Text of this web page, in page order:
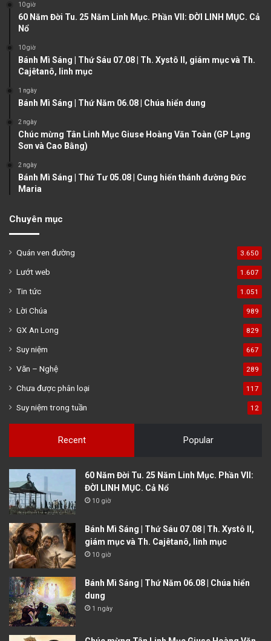
u
a
e
g
10 giờ
60 Năm Đời Tu. 25 Năm Linh Mục. Phần VII: ĐỜI LINH MỤC. Cả
Nổ
10 giờ
Bánh Mì Sáng | Thứ Sáu 07.08 | Th. Xystô II, giám mục và Th.
Cajêtanô, linh mục
1 ngày
Bánh Mì Sáng | Thứ Năm 06.08 | Chúa hiển dung
2 ngày
Chúc mừng Tân Linh Mục Giuse Hoàng Văn Toàn (GP Lạng
Sơn và Cao Bằng)
2 ngày
Bánh Mì Sáng | Thứ Tư 05.08 | Cung hiến thánh đường Đức
Maria
Chuyên mục
Quán ven đường 3.650
Lướt web 1.607
Tin tức 1.051
Lời Chúa 989
GX An Long 829
Suy niệm 667
Văn – Nghệ 289
Chưa được phân loại 117
Suy niệm trong tuần 12
Recent Popular
60 Năm Đời Tu. 25 Năm Linh Mục. Phần VII:
ĐỜI LINH MỤC. Cả Nổ
10 giờ
Bánh Mì Sáng | Thứ Sáu 07.08 | Th. Xystô II,
giám mục và Th. Cajêtanô, linh mục
10 giờ
Bánh Mì Sáng | Thứ Năm 06.08 | Chúa hiển
dung
1 ngày